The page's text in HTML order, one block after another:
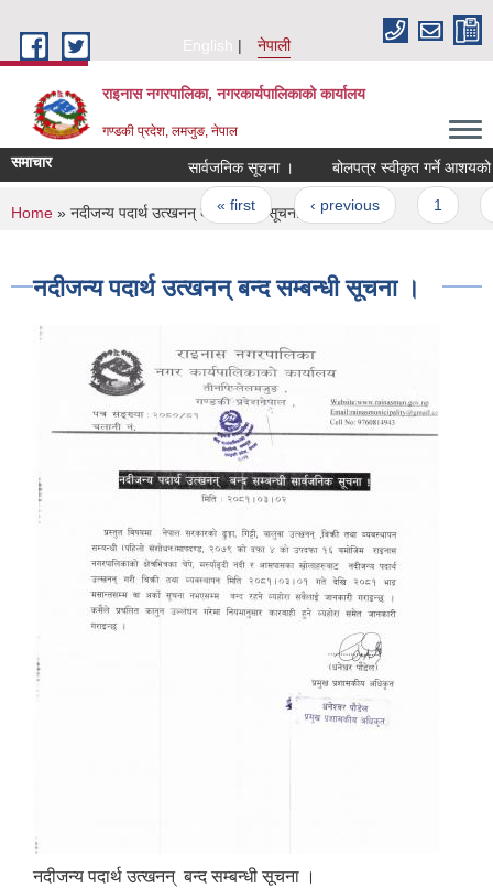
English
नेपाली
राइनास नगरपालिका, नगरकार्यपालिकाको कार्यालय
गण्डकी प्रदेश, लमजुङ, नेपाल
समाचार सार्वजनिक सूचना । बोलपत्र स्वीकृत गर्ने आशयको
Pages
« first ‹ previous
You are here
Home » नदीजन्य पदार्थ उत्खनन् बन्द सम्बन्धी सूचना ।
नदीजन्य पदार्थ उत्खनन् बन्द सम्बन्धी सूचना ।
नदीजन्य पदार्थ उत्खनन् बन्द सम्बन्धी सूचना ।